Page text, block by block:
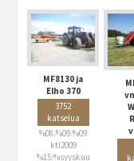
MF8130 ja
Elho 370
3752
katselua
%08.%09.%09
kti2009
%15:%syyskuu